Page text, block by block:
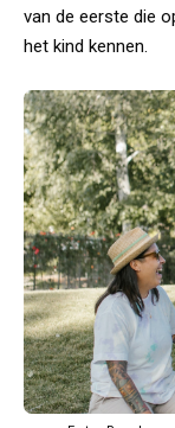
van de eerste die
het kind kennen.